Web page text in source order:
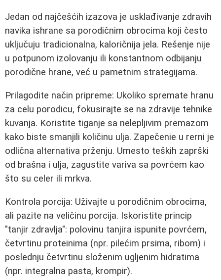
Jedan od najčešćih izazova je usklađivanje zdravih
navika ishrane sa porodičnim obrocima koji često
uključuju tradicionalna, kaloričnija jela. Rešenje nije
u potpunom izolovanju ili konstantnom odbijanju
porodične hrane, već u pametnim strategijama.
Prilagodite način pripreme: Ukoliko spremate hranu
za celu porodicu, fokusirajte se na zdravije tehnike
kuvanja. Koristite tiganje sa nelepljivim premazom
kako biste smanjili količinu ulja. Zapečenie u rerni je
odlična alternativa prženju. Umesto teških zaprški
od brašna i ulja, zagustite variva sa povrćem kao
što su celer ili mrkva.
Kontrola porcija: Uživajte u porodičnim obrocima,
ali pazite na veličinu porcija. Iskoristite princip
"tanjir zdravlja": polovinu tanjira ispunite povrćem,
četvrtinu proteinima (npr. pilećim prsima, ribom) i
poslednju četvrtinu složenim ugljenim hidratima
(npr. integralna pasta, krompir).